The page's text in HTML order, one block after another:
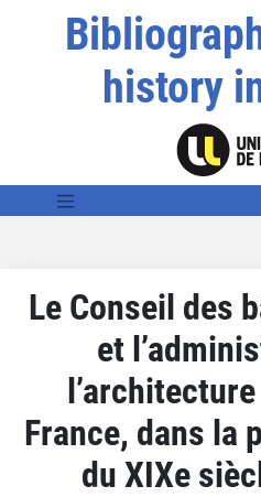
history
Le Conseil des
et
France, dans la
du XIXe